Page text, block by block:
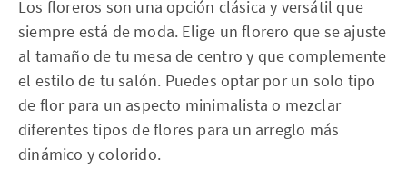
Los floreros son una opción clásica y versátil que
siempre está de moda. Elige un florero que se ajuste
al tamaño de tu mesa de centro y que complemente
el estilo de tu salón. Puedes optar por un solo tipo
de flor para un aspecto minimalista o mezclar
diferentes tipos de flores para un arreglo más
dinámico y colorido.